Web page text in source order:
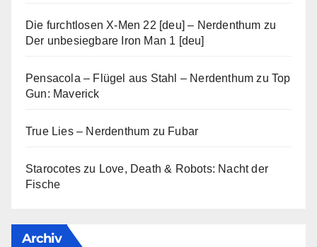
Die furchtlosen X-Men 22 [deu] – Nerdenthum zu
Der unbesiegbare Iron Man 1 [deu]
Pensacola – Flügel aus Stahl – Nerdenthum zuTop
Gun: Maverick
True Lies – Nerdenthum zu Fubar
Starocotes zu Love, Death & Robots: Nacht der
Fische
Archiv